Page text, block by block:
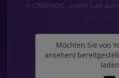
© CINEPROG ...macht Lust auf
Möchten Sie von
ansehen)